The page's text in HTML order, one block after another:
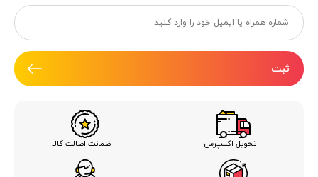
ثبت
تحویل اکسپرس ضمانت اصالت کالا